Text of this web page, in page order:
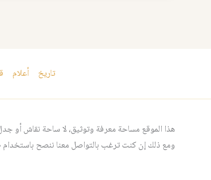
تاريخ أعلام
هذا الموقع مساحة معرفة وتوثيق، لا ساحة نقاش أو
ومع ذلك إن كنت ترغب بالتواصل معنا ننصح